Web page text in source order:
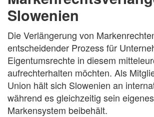
Slowenien
Die Verlängerung von
entscheidender Prozess für
Eigentumsrechte in diesem
aufrechterhalten möchten. Als
Union hält sich Slowenien an
während es gleichzeitig sein
Markensystem beibehält.